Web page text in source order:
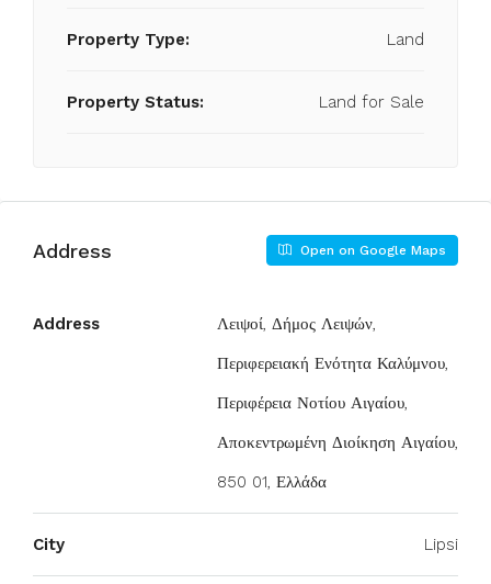
Property Type: Land
Property Status: Land for Sale
Address Open on Google Maps
Address
Λειψοί, Δήμος Λειψών,
Περιφερειακή Ενότητα Καλύμνου,
Περιφέρεια Νοτίου Αιγαίου,
Αποκεντρωμένη Διοίκηση Αιγαίου,
850 01, Ελλάδα
City Lipsi